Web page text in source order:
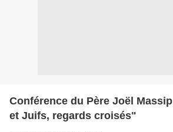
Conférence du Père Joël Massip : "Catholiques
et Juifs, regards croisés"